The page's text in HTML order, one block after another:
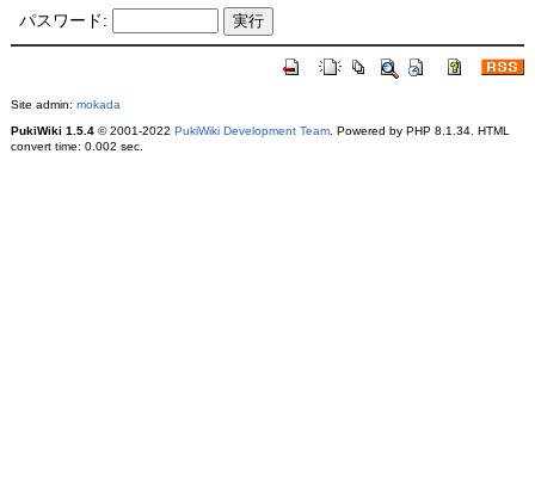
パスワード:
Site admin: mokada
PukiWiki 1.5.4© 2001-2022 PukiWiki Development Team. Powered by PHP 8.1.34. HTML
convert time: 0.002 sec.